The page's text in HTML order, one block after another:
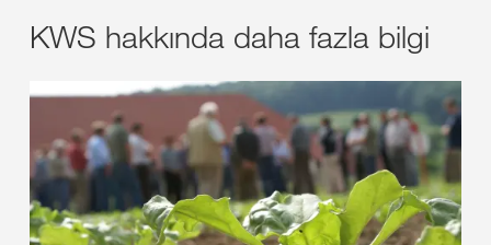
KWS hakkında daha fazla bilgi